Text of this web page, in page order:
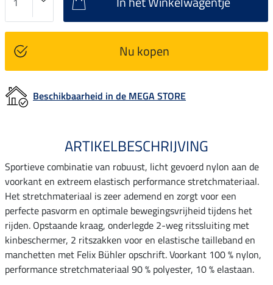
Nu kopen
Beschikbaarheid in de MEGA STORE
ARTIKELBESCHRIJVING
Sportieve combinatie van robuust, licht gevoerd nylon aan de
voorkant en extreem elastisch performance stretchmateriaal.
Het stretchmateriaal is zeer ademend en zorgt voor een
perfecte pasvorm en optimale bewegingsvrijheid tijdens het
rijden. Opstaande kraag, onderlegde 2-weg ritssluiting met
kinbeschermer, 2 ritszakken voor en elastische tailleband en
manchetten met Felix Bühler opschrift. Voorkant 100 % nylon,
performance stretchmateriaal 90 % polyester, 10 % elastaan.